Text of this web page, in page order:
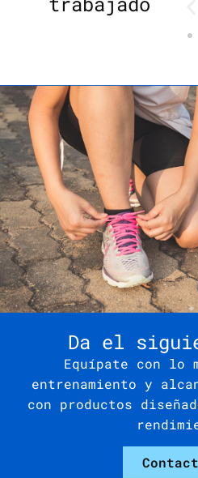
Da el
Equípate con lo
entrenamiento y
con productos